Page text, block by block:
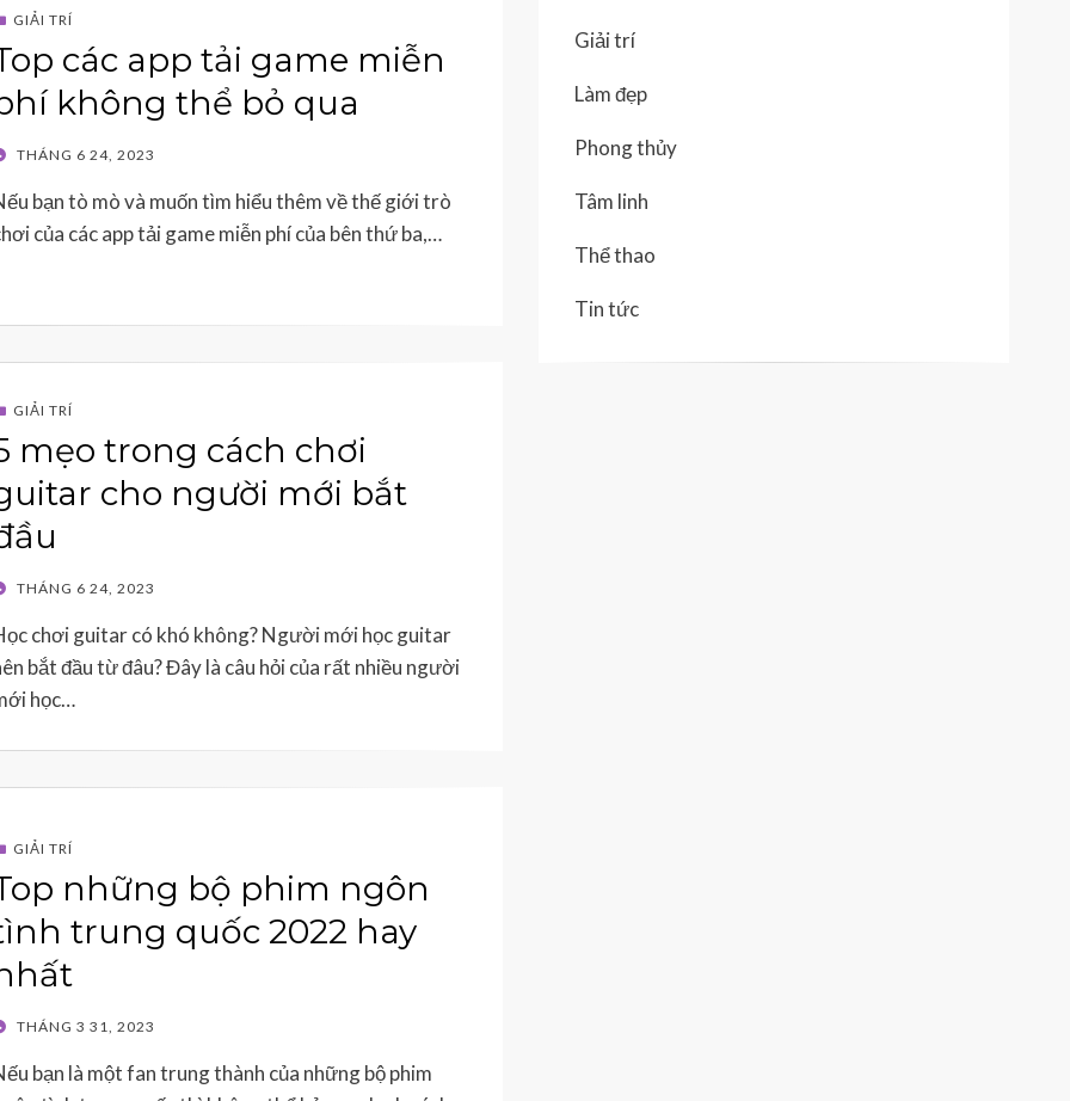
GIẢI TRÍ
các app tải game miễn
không thể bỏ qua
THÁNG 6 24, 2023
bạn tò mò và muốn tìm hiểu thêm về thế giới trò
của các app tải game miễn phí của bên thứ ba,…
GIẢI TRÍ
mẹo trong cách chơi
cho người mới bắt
THÁNG 6 24, 2023
chơi guitar có khó không? Người mới học guitar
bắt đầu từ đâu? Đây là câu hỏi của rất nhiều người
học…
GIẢI TRÍ
những bộ phim ngôn
trung quốc 2022 hay
THÁNG 3 31, 2023
bạn là một fan trung thành của những bộ phim
Giải trí
Làm đẹp
Phong thủy
Tâm linh
Thể thao
Tin tức